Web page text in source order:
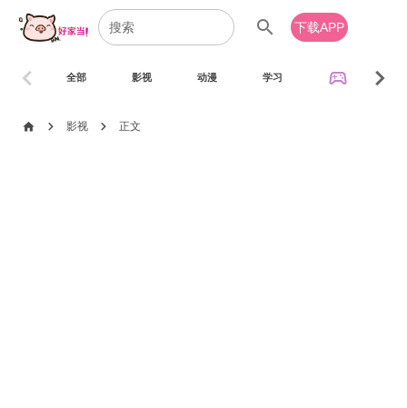
search 下载APP
全部 影视 动漫 学习 sports_esports
chevron_left chevron_right
home chevron_right 影视 chevron_right 正文